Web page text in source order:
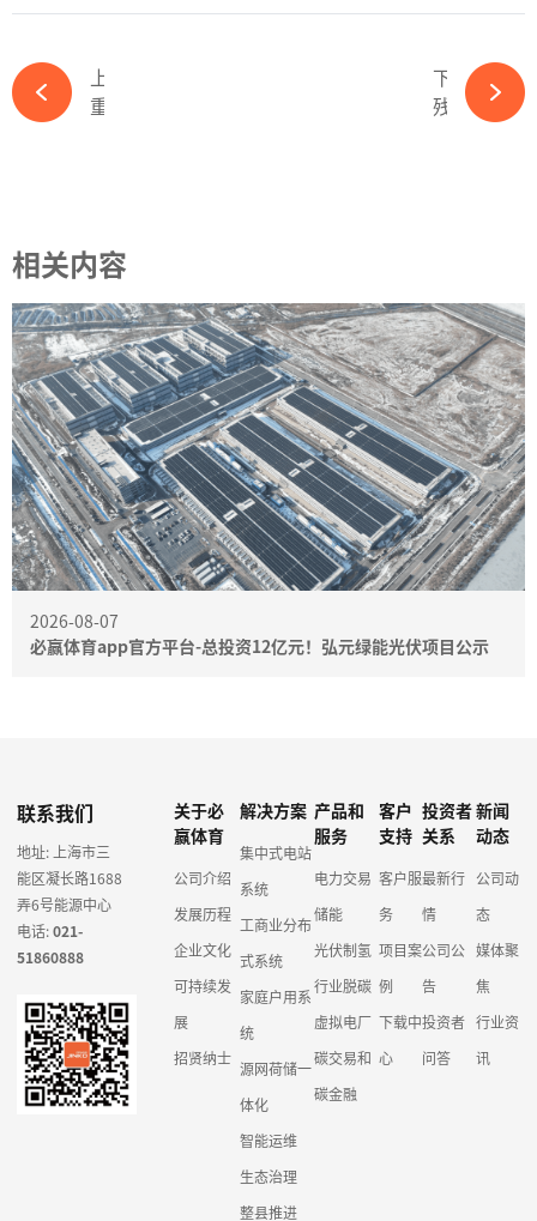
下一篇
残酷内卷，光伏储能的地狱模式-必赢体育app官方平台
相关内容
2026-08-07
必赢体育app官方平台-总投资12亿元！弘元绿能光伏项目公示
联系我们
地址: 上海市三
能区凝长路1688
弄6号能源中心
电话:021-
51860888
关于必
赢体育
公司介绍
发展历程
企业文化
可持续发
展
招贤纳士
解决方案
集中式电站
系统
工商业分布
式系统
家庭户用系
统
源网荷储一
体化
智能运维
生态治理
整县推进
产品和
服务
电力交易
储能
光伏制氢
行业脱碳
虚拟电厂
碳交易和
碳金融
客户
支持
客户服
务
项目案
例
下载中
心
投资者
关系
最新行
情
公司公
告
投资者
问答
新闻
动态
公司动
态
媒体聚
焦
行业资
讯